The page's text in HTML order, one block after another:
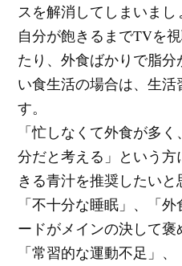
スを解消してしまいまし
自分が飽きるまでTVを
たり、外食ばかりで脂
い食生活の場合は、生
す。
「忙しなくて外食が多
分だと考える」という
きる青汁を推奨したいと
「不十分な睡眠」、「
ードがメインの決して褒
「常習的な運動不足」